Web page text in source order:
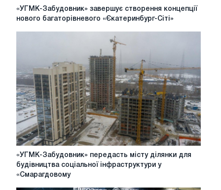
«УГМК-
Забудовник»
багаторівневого
«Єкатеринбург-
Сіті»
«УГМК-Забудовник» завершує створення концепції
нового багаторівневого «Єкатеринбург-Сіті»
«УГМК-
Забудовник»
передасть
«УГМК-Забудовник» передасть місту ділянки для
будівництва соціальної інфраструктури у
«Смарагдовому